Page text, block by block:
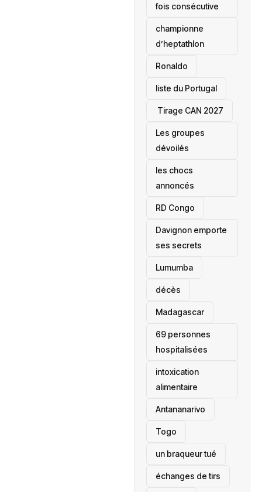
fois consécutive
championne
d’heptathlon
Ronaldo
liste du Portugal
‎ Tirage CAN 2027
Les groupes
dévoilés
les chocs
annoncés
‎RD Congo
Davignon emporte
ses secrets
Lumumba
décès
‎Madagascar
69 personnes
hospitalisées
intoxication
alimentaire
Antananarivo
‎Togo
un braqueur tué
échanges de tirs